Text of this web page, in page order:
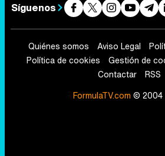
Síguenos
Quiénes somos Aviso Legal
Política de cookies
Gestión de
Contactar
RSS
FormulaTV.com © 2004